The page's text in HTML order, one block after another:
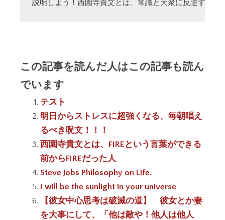
説明しよう！西園寺貴文とは、常識と大衆に反逆する
この記事を読んだ人はこの記事も読ん
でいます
テスト
明日からストレスに超強くなる、毎朝唱え
るべき呪文！！！
西園寺貴文とは、FIREという言葉ができる
前からFIREだった人
Steve Jobs Philosophy on Life.
I will be the sunlight in your universe
【彼女中心思考は破滅の道】 彼女とか妻
を大事にして、「他は敵や！他人は他人